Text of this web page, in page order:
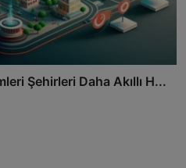
Şehirleri Daha Akıllı H...